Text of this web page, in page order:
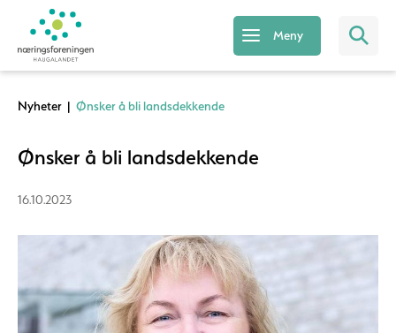
Meny
Nyheter | Ønsker å bli landsdekkende
Ønsker å bli landsdekkende
16.10.2023